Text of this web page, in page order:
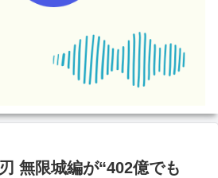
無限城編が“402億でも